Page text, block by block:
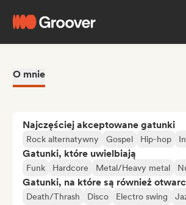
O mnie
Najczęściej akceptowane gatunki
Rock alternatywny Gospel Hip-hop
Gatunki, które uwielbiają
Funk Hardcore Metal/Heavy metal
Gatunki, na które są również
Death/Thrash Disco Electro swing